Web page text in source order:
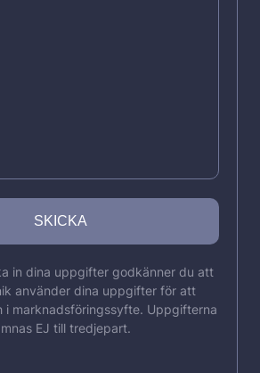
in dina uppgifter godkänner du att
använder dina uppgifter för att
i marknadsföringssyfte. Uppgifterna
EJ till tredjepart.